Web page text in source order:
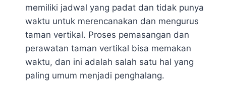
memiliki jadwal yang padat dan tidak punya
waktu untuk merencanakan dan mengurus
taman vertikal. Proses pemasangan dan
perawatan taman vertikal bisa memakan
waktu, dan ini adalah salah satu hal yang
paling umum menjadi penghalang.